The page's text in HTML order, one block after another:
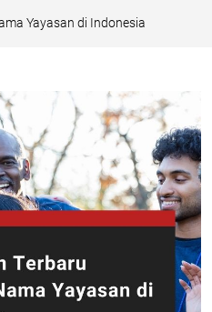
Yayasan di Indonesia